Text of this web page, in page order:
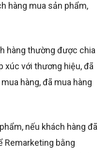
hàng mua sản phẩm,
hàng thường được chia
xúc với thương hiệu, đã
hàng, đã mua hàng
nếu khách hàng đã
Remarketing bằng